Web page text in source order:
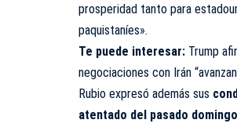
prosperidad tanto para
paquistaníes».
Te puede interesar: Trump
negociaciones con Irán
Rubio expresó además sus
atentado del pasado domingo